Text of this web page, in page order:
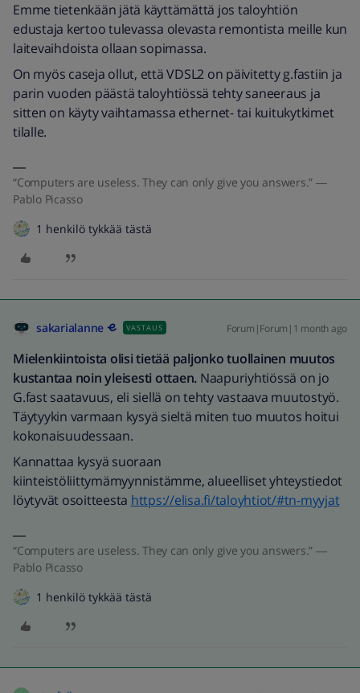
Emme tietenkään jätä käyttämättä jos taloyhtiön
edustaja kertoo tulevassa olevasta remontista meille kun
laitevaihdoista ollaan sopimassa.
On myös caseja ollut, että VDSL2 on päivitetty g.fastiin ja
parin vuoden päästä taloyhtiössä tehty saneeraus ja
sitten on käyty vaihtamassa ethernet- tai kuitukytkimet
tilalle.
“Computers are useless. They can only give you answers.” ―
Pablo Picasso
1 henkilö tykkää tästä
sakarialanne VASTAUS Forum|Forum|1 month ago
Mielenkiintoista olisi tietää paljonko tuollainen muutos
kustantaa noin yleisesti ottaen. Naapuriyhtiössä on jo
G.fast saatavuus, eli siellä on tehty vastaava muutostyö.
Täytyykin varmaan kysyä sieltä miten tuo muutos hoitui
kokonaisuudessaan.
Kannattaa kysyä suoraan
kiinteistöliittymämyynnistämme, alueelliset yhteystiedot
löytyvät osoitteesta https://elisa.fi/taloyhtiot/#tn-myyjat
“Computers are useless. They can only give you answers.” ―
Pablo Picasso
1 henkilö tykkää tästä